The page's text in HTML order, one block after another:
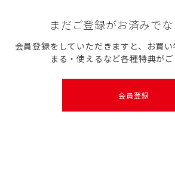
まだご登録がお済みで
会員登録をしていただきますと、お買
まる・使えるなど各種特典がご
会員登録